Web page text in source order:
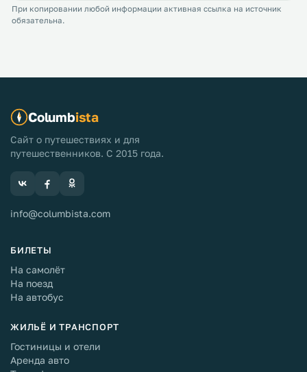
При копировании любой информации активная ссылка на источник
обязательна.
Columbista
Сайт о путешествиях и для
путешественников. С 2015 года.
info@columbista.com
БИЛЕТЫ
На самолёт
На поезд
На автобус
ЖИЛЬЁ И ТРАНСПОРТ
Гостиницы и отели
Аренда авто